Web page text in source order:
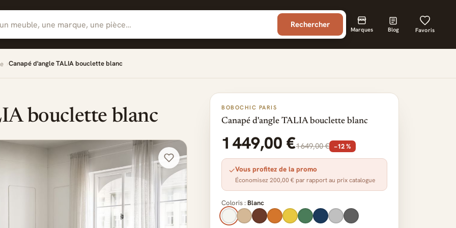
Rechercher Marques Blog Favoris
Canapé d'angle TALIA bouclette blanc
bouclette blanc BOBOCHIC PARIS
Canapé d'angle TALIA bouclette blanc
1 449,00 €1 649,00 € −12 %
✓Vous profitez de la promo
Économisez 200,00 € par rapport au prix catalogue
Coloris : Blanc